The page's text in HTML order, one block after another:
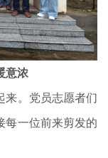
意浓
。党员志愿者们
每一位前来剪发的